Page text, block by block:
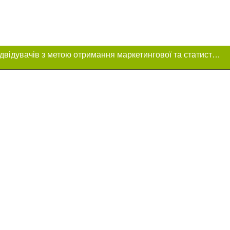
Цей сайт використовує «cookies». Також веб-сайт використовує інтернет-сервіс для збору технічних даних стосовно відвідувачів з метою отримання маркетингової та статистичної інформації. Умови обробки даних відвідувачів сайту див.